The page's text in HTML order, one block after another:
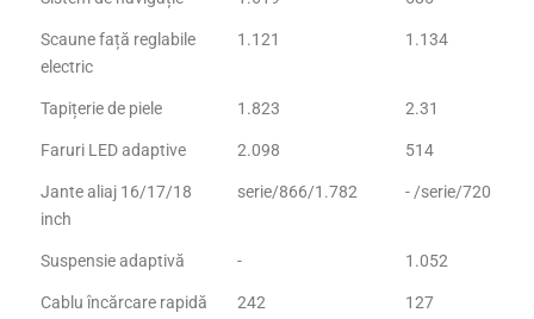
Scaune față reglabile
electric
1.121 1.134
Tapițerie de piele 1.823 2.31
Faruri LED adaptive 2.098 514
Jante aliaj 16/17/18
inch
serie/866/1.782 - /serie/720
Suspensie adaptivă - 1.052
Cablu încărcare rapidă
242 127